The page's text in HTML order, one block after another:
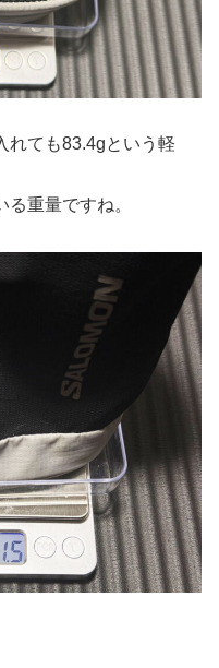
れても83.4gという軽
重量ですね。